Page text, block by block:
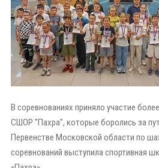
В соревнованиях приняло участие
СШОР "Пахра", которые боролись за
Первенстве Московской области по
соревнований выступила спортивная